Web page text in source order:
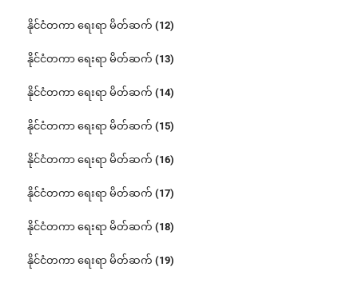
နိုင်ငံတကာ ရေးရာ မိတ်ဆက် (12)
နိုင်ငံတကာ ရေးရာ မိတ်ဆက် (13)
နိုင်ငံတကာ ရေးရာ မိတ်ဆက် (14)
နိုင်ငံတကာ ရေးရာ မိတ်ဆက် (15)
နိုင်ငံတကာ ရေးရာ မိတ်ဆက် (16)
နိုင်ငံတကာ ရေးရာ မိတ်ဆက် (17)
နိုင်ငံတကာ ရေးရာ မိတ်ဆက် (18)
နိုင်ငံတကာ ရေးရာ မိတ်ဆက် (19)